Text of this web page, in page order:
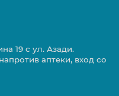
19 с ул. Азади.
аптеки, вход со